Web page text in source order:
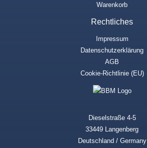
Warenkorb
Rechtliches
Impressum
Datenschutzerklärung
AGB
Cookie-Richtlinie (EU)
Dieselstraße 4-5
33449 Langenberg
Deutschland / Germany